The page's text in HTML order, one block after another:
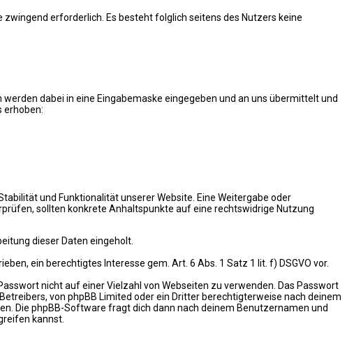
erforderlich. Es besteht folglich seitens des Nutzers keine
dabei in eine Eingabemaske eingegeben und an uns übermittelt und
erhoben:
und Funktionalität unserer Website. Eine Weitergabe oder
sollten konkrete Anhaltspunkte auf eine rechtswidrige Nutzung
dieser Daten eingeholt.
ein berechtigtes Interesse gem. Art. 6 Abs. 1 Satz 1 lit. f) DSGVO vor.
nicht auf einer Vielzahl von Webseiten zu verwenden. Das Passwort
von phpBB Limited oder ein Dritter berechtigterweise nach deinem
Die phpBB-Software fragt dich dann nach deinem Benutzernamen und
kannst.